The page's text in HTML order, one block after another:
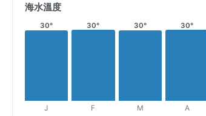
海水溫度
30°
J
30°
F
30°
M
30°
A